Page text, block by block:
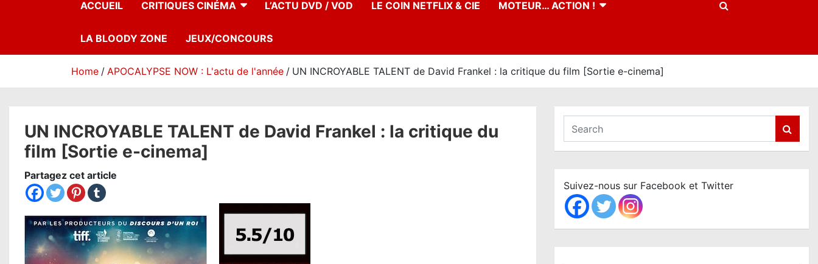
ACCUEIL CRITIQUES CINÉMA L’ACTU DVD / VOD LE COIN NETFLIX & CIE MOTEUR… ACTION !
LA BLOODY ZONE JEUX/CONCOURS
Home APOCALYPSE NOW : L'actu de l'année UN INCROYABLE TALENT de David Frankel : la critique du film [Sortie e-cinema]
UN INCROYABLE TALENT de David Frankel : la critique du
film [Sortie e-cinema]
Partagez cet article
a
c
h
Suivez-nous sur Facebook et Twitter